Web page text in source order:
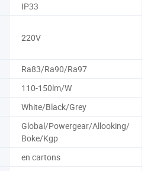
IP33
220V
Ra83/Ra90/Ra97
110-150lm/W
White/Black/Grey
Global/Powergear/Allooking/
Boke/Kgp
en cartons